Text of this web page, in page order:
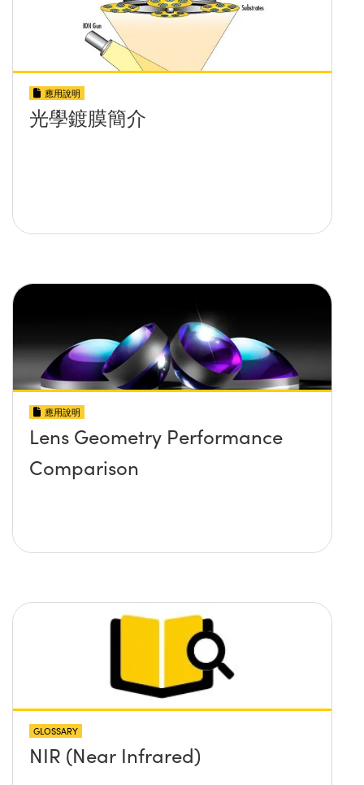
應用說明
光學鍍膜簡介
應用說明
Lens Geometry Performance
Comparison
GLOSSARY
NIR (Near Infrared)